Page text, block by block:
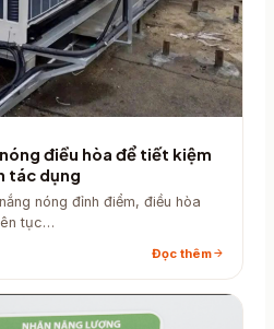
điều hòa để tiết kiệm
tác dụng
nóng đỉnh điểm, điều hòa
tục…
Đọc thêmarrow_forward